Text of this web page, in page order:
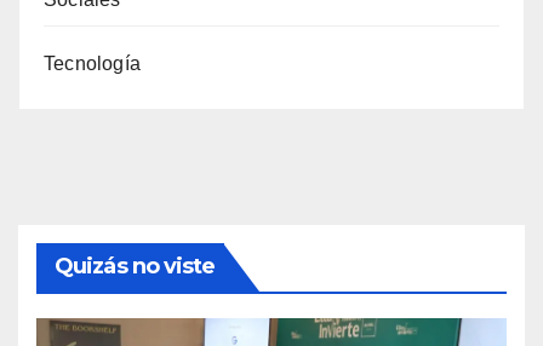
Tecnología
Quizás no viste